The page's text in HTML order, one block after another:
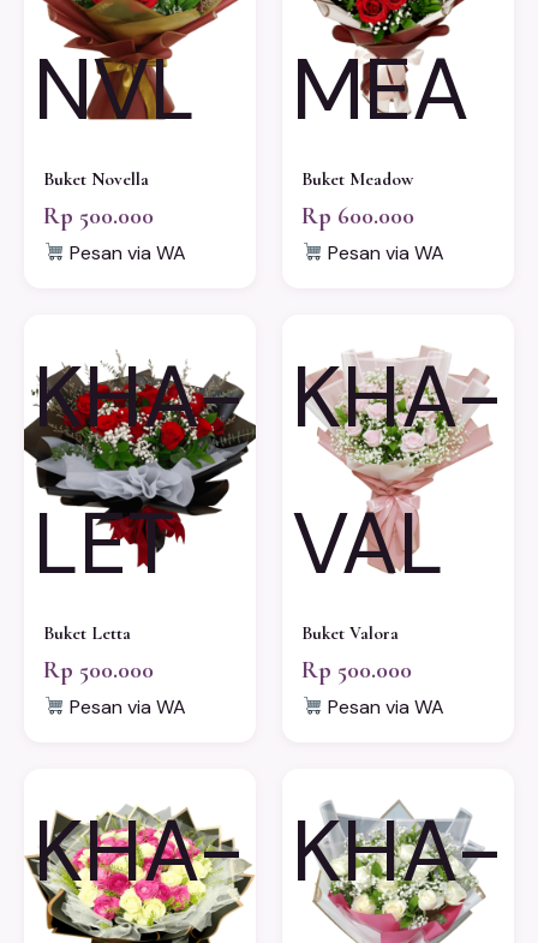
NVL
Buket Novella
Rp 500.000
Pesan via WA
MEA
Buket Meadow
Rp 600.000
Pesan via WA
KHA-
LET
Buket Letta
Rp 500.000
Pesan via WA
KHA-
VAL
Buket Valora
Rp 500.000
Pesan via WA
KHA- KHA-